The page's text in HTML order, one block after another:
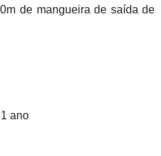
de mangueira de saída de
1 ano